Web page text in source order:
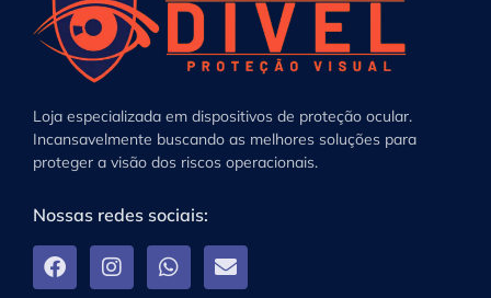
Loja especializada em dispositivos de proteção ocular.
Incansavelmente buscando as melhores soluções para
proteger a visão dos riscos operacionais.
Nossas redes sociais: